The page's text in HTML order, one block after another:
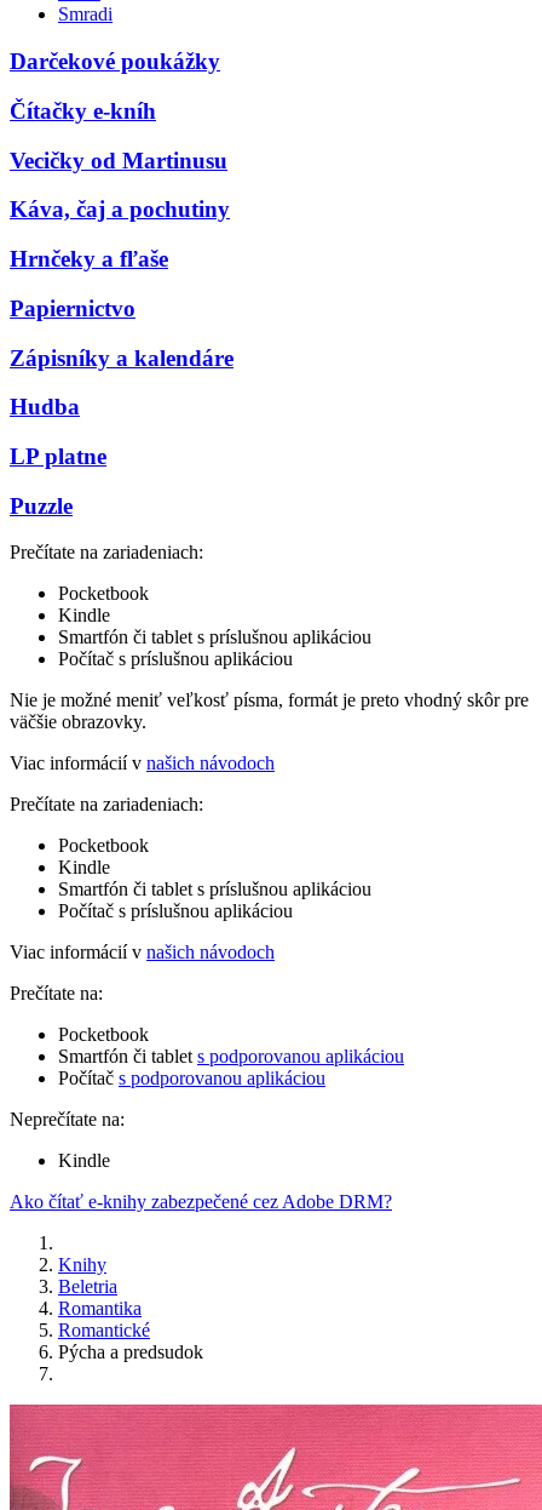
Smradi
Darčekové poukážky
Čítačky e-kníh
Vecičky od Martinusu
Káva, čaj a pochutiny
Hrnčeky a fľaše
Papiernictvo
Zápisníky a kalendáre
Hudba
LP platne
Puzzle
Prečítate na zariadeniach:
Pocketbook
Kindle
Smartfón či tablet s príslušnou aplikáciou
Počítač s príslušnou aplikáciou
Nie je možné meniť veľkosť písma, formát je preto vhodný skôr pre
väčšie obrazovky.
Viac informácií v našich návodoch
Prečítate na zariadeniach:
Pocketbook
Kindle
Smartfón či tablet s príslušnou aplikáciou
Počítač s príslušnou aplikáciou
Viac informácií v našich návodoch
Prečítate na:
Pocketbook
Smartfón či tablet s podporovanou aplikáciou
Počítač s podporovanou aplikáciou
Neprečítate na:
Kindle
Ako čítať e-knihy zabezpečené cez Adobe DRM?
Knihy
Beletria
Romantika
Romantické
Pýcha a predsudok